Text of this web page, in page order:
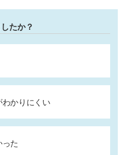
たか？
かりにくい
た